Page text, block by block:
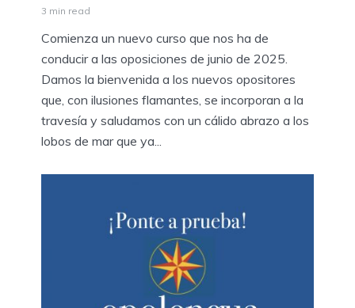
3 min read
Comienza un nuevo curso que nos ha de
conducir a las oposiciones de junio de 2025.
Damos la bienvenida a los nuevos opositores
que, con ilusiones flamantes, se incorporan a la
travesía y saludamos con un cálido abrazo a los
lobos de mar que ya...